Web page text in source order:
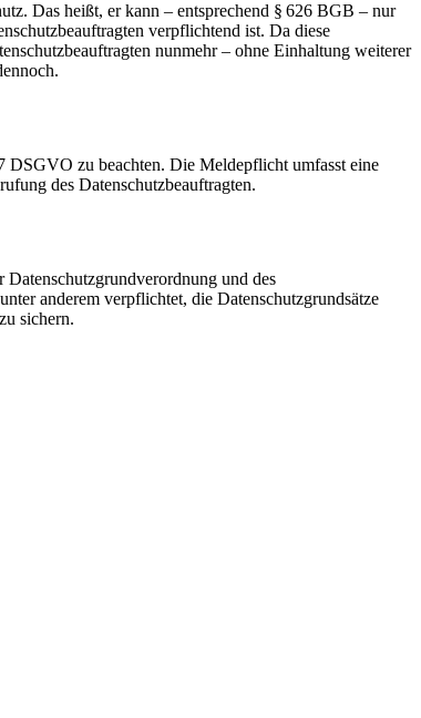
Das heißt, er kann – entsprechend § 626 BGB – nur
verpflichtend ist. Da diese
nunmehr – ohne Einhaltung weiterer
DSGVO zu beachten. Die Meldepflicht umfasst eine
des Datenschutzbeauftragten.
und des
anderem verpflichtet, die Datenschutzgrundsätze
sichern.